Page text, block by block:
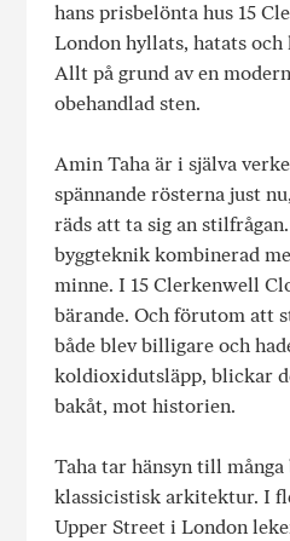
hans prisbelönta hus 15
London hyllats, hatats
Allt på grund av en
obehandlad sten.
Amin Taha är i själva
spännande rösterna just
räds att ta sig an
byggteknik kombinerad
minne. I 15 Clerkenwell
bärande. Och förutom att
både blev billigare och
koldioxidutsläpp, blickar
bakåt, mot historien.
Taha tar hänsyn till
klassicistisk arkitektur. I
Upper Street i London